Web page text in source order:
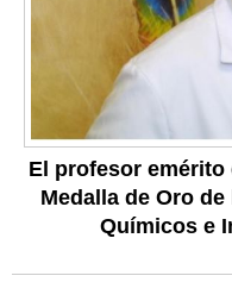
El profesor emérito
Medalla de Oro
Químicos e